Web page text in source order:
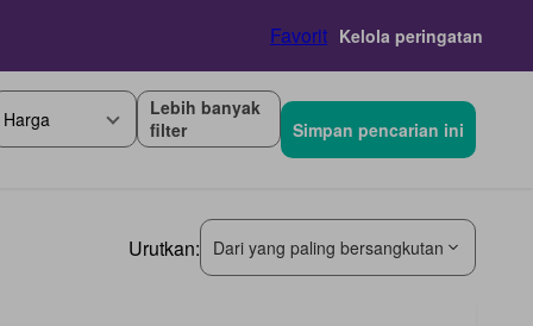
Favorit Kelola peringatan
Harga
Lebih banyak
filter
Simpan pencarian ini
Urutkan: Dari yang paling bersangkutan